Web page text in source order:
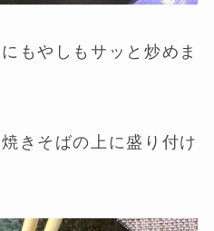
もやしもサッと炒めま
きそばの上に盛り付け